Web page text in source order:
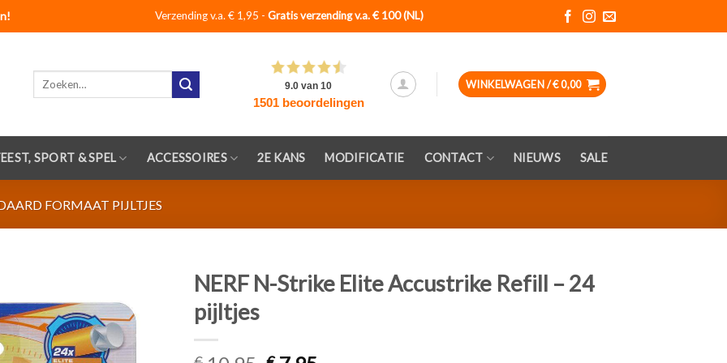
Verzending v.a. € 1,95 - Gratis verzending v.a. € 100 (NL)
Zoeken
WINKELWAGEN /€0,00
SPORT & SPEL ACCESSOIRES 2E KANS MODIFICATIE CONTACT NIEUWS SALE
FORMAAT PIJLTJES
Toevoegen
aan
verlanglijst
NERF N-Strike Elite Accustrike Refill – 24
pijltjes